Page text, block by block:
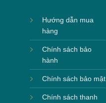
Hướng dẫn mua
hàng
Chính sách bảo
hành
Chính sách bảo mật
Chính sách thanh